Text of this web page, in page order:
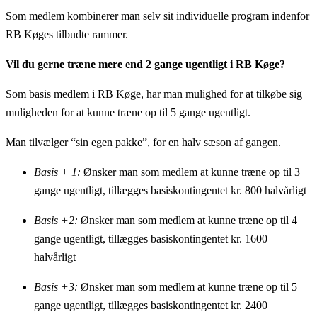
Som medlem kombinerer man selv sit individuelle program indenfor
RB Køges tilbudte rammer.
Vil du gerne træne mere end 2 gange ugentligt i RB Køge?
Som basis medlem i RB Køge, har man mulighed for at tilkøbe sig
muligheden for at kunne træne op til 5 gange ugentligt.
Man tilvælger “sin egen pakke”, for en halv sæson af gangen.
Basis + 1: Ønsker man som medlem at kunne træne op til 3
gange ugentligt, tillægges basiskontingentet kr. 800 halvårligt
Basis +2: Ønsker man som medlem at kunne træne op til 4
gange ugentligt, tillægges basiskontingentet kr. 1600
halvårligt
Basis +3: Ønsker man som medlem at kunne træne op til 5
gange ugentligt, tillægges basiskontingentet kr. 2400